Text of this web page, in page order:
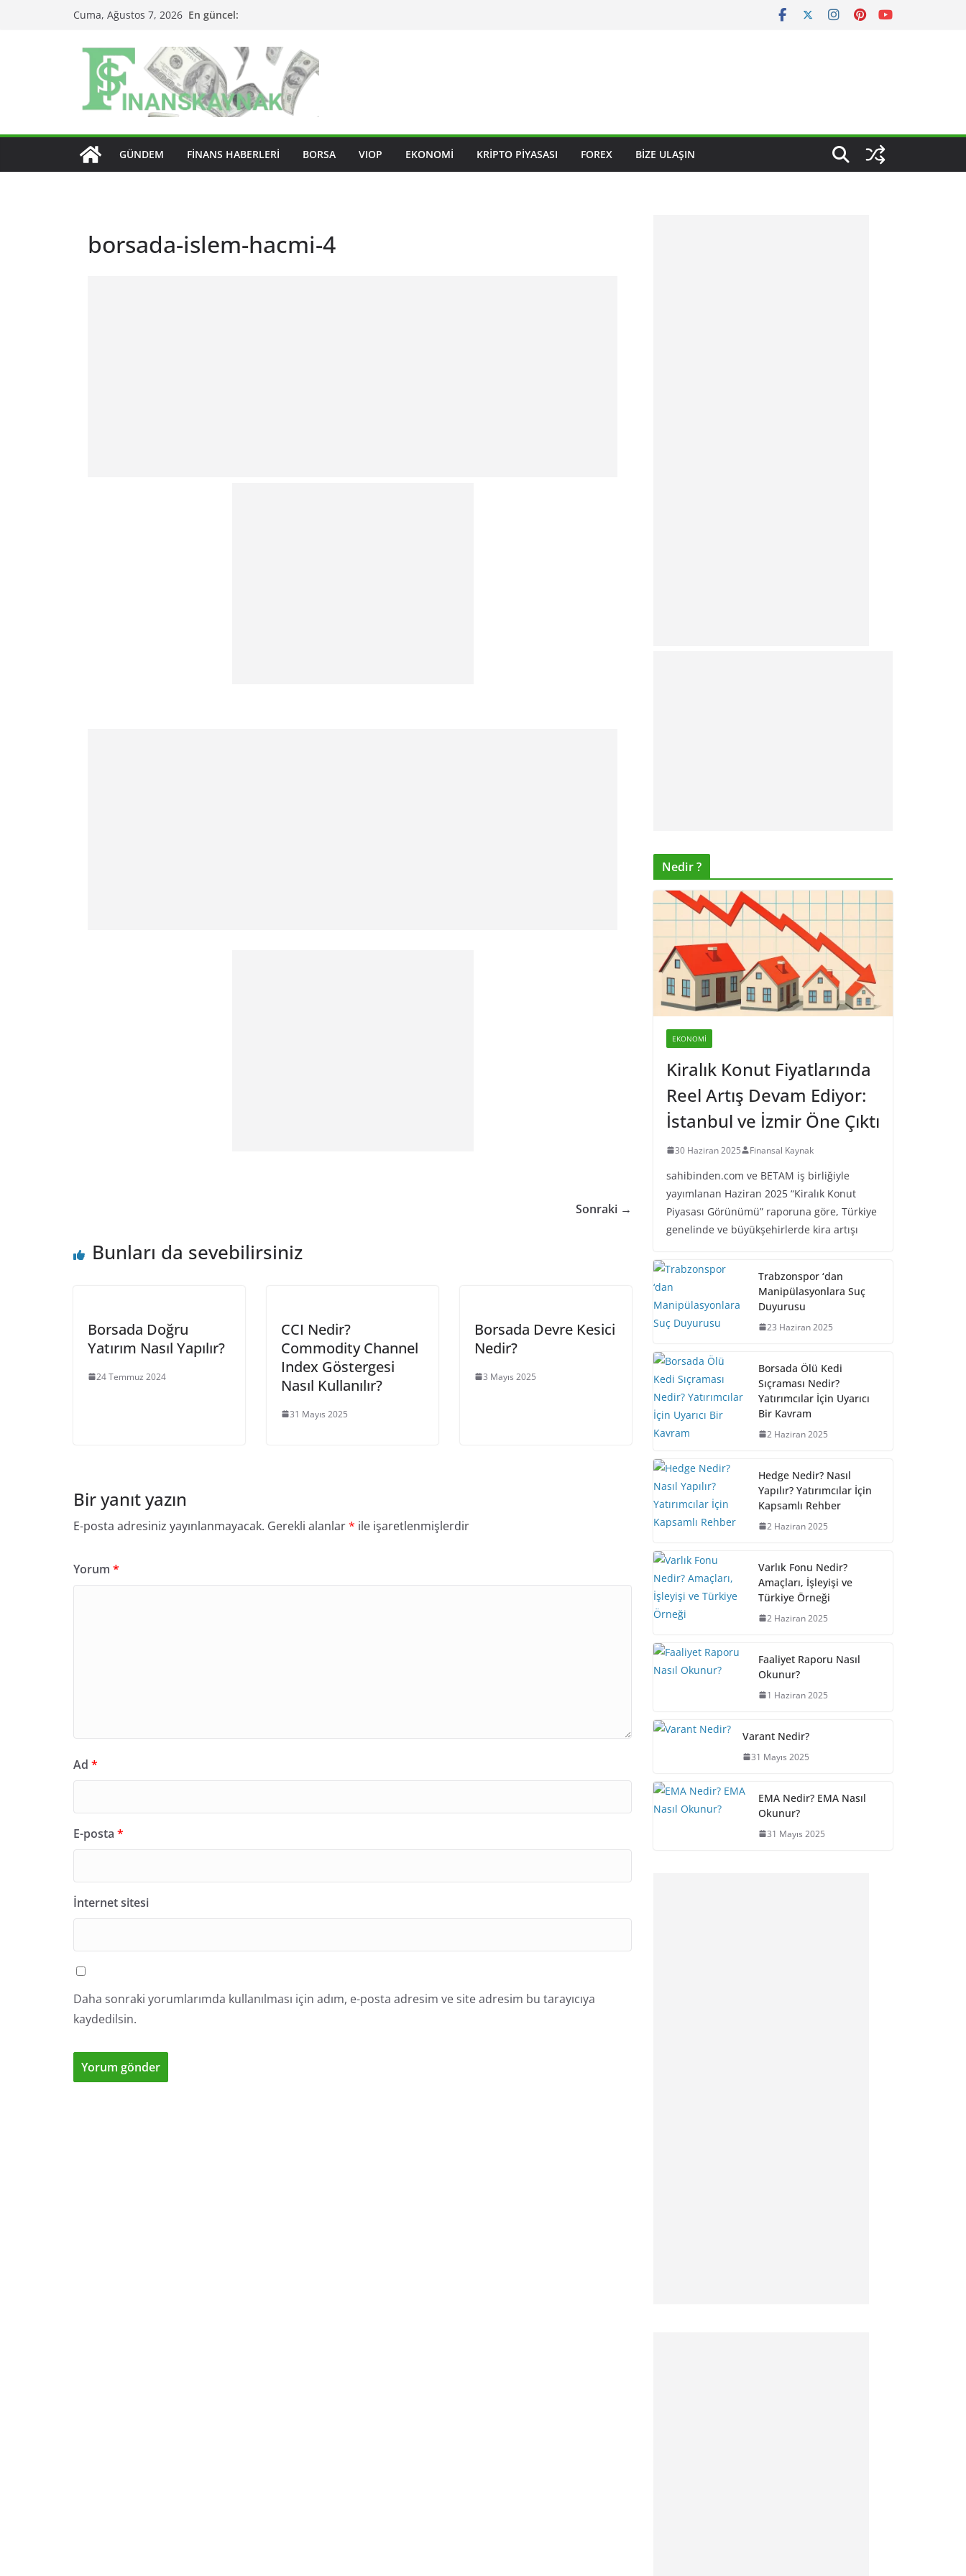
Cuma, Ağustos 7, 2026 En güncel:
GÜNDEM FINANS HABERLERI BORSA VIOP EKONOMI KRIPTO PIYASASI FOREX BIZE ULAŞIN
borsada-islem-hacmi-4
Sonraki →
Bunları da sevebilirsiniz
Borsada Doğru
Yatırım Nasıl Yapılır?
24 Temmuz 2024
CCI Nedir?
Commodity Channel
Index Göstergesi
Nasıl Kullanılır?
31 Mayıs 2025
Borsada Devre Kesici
Nedir?
3 Mayıs 2025
Bir yanıt yazın
E-posta adresiniz yayınlanmayacak. Gerekli alanlar* ile işaretlenmişlerdir
Yorum *
Ad *
E-posta *
İnternet sitesi
Daha sonraki yorumlarımda kullanılması için adım, e-posta adresim ve site adresim bu tarayıcıya
kaydedilsin.
Nedir ?
EKONOMI
Kiralık Konut Fiyatlarında
Reel Artış Devam Ediyor:
İstanbul ve İzmir Öne Çıktı
30 Haziran 2025 Finansal Kaynak
sahibinden.com ve BETAM iş birliğiyle
yayımlanan Haziran 2025 “Kiralık Konut
Piyasası Görünümü” raporuna göre, Türkiye
genelinde ve büyükşehirlerde kira artışı
Trabzonspor ‘dan
Manipülasyonlara Suç
Duyurusu
23 Haziran 2025
Borsada Ölü Kedi
Sıçraması Nedir?
Yatırımcılar İçin Uyarıcı
Bir Kavram
2 Haziran 2025
Hedge Nedir? Nasıl
Yapılır? Yatırımcılar İçin
Kapsamlı Rehber
2 Haziran 2025
Varlık Fonu Nedir?
Amaçları, İşleyişi ve
Türkiye Örneği
2 Haziran 2025
Faaliyet Raporu Nasıl
Okunur?
1 Haziran 2025
Varant Nedir?
31 Mayıs 2025
EMA Nedir? EMA Nasıl
Okunur?
31 Mayıs 2025